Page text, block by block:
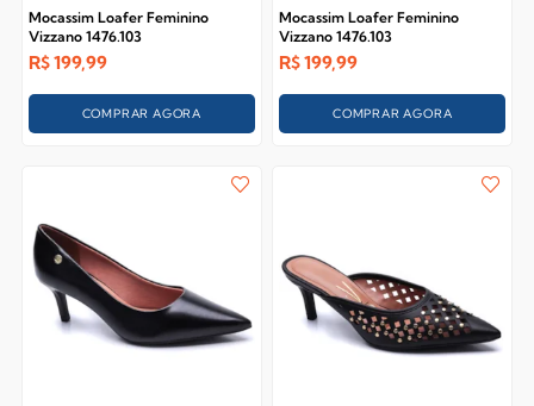
Mocassim Loafer Feminino
Vizzano 1476.103
R$199,99
COMPRAR AGORA
Mocassim Loafer Feminino
Vizzano 1476.103
R$199,99
COMPRAR AGORA